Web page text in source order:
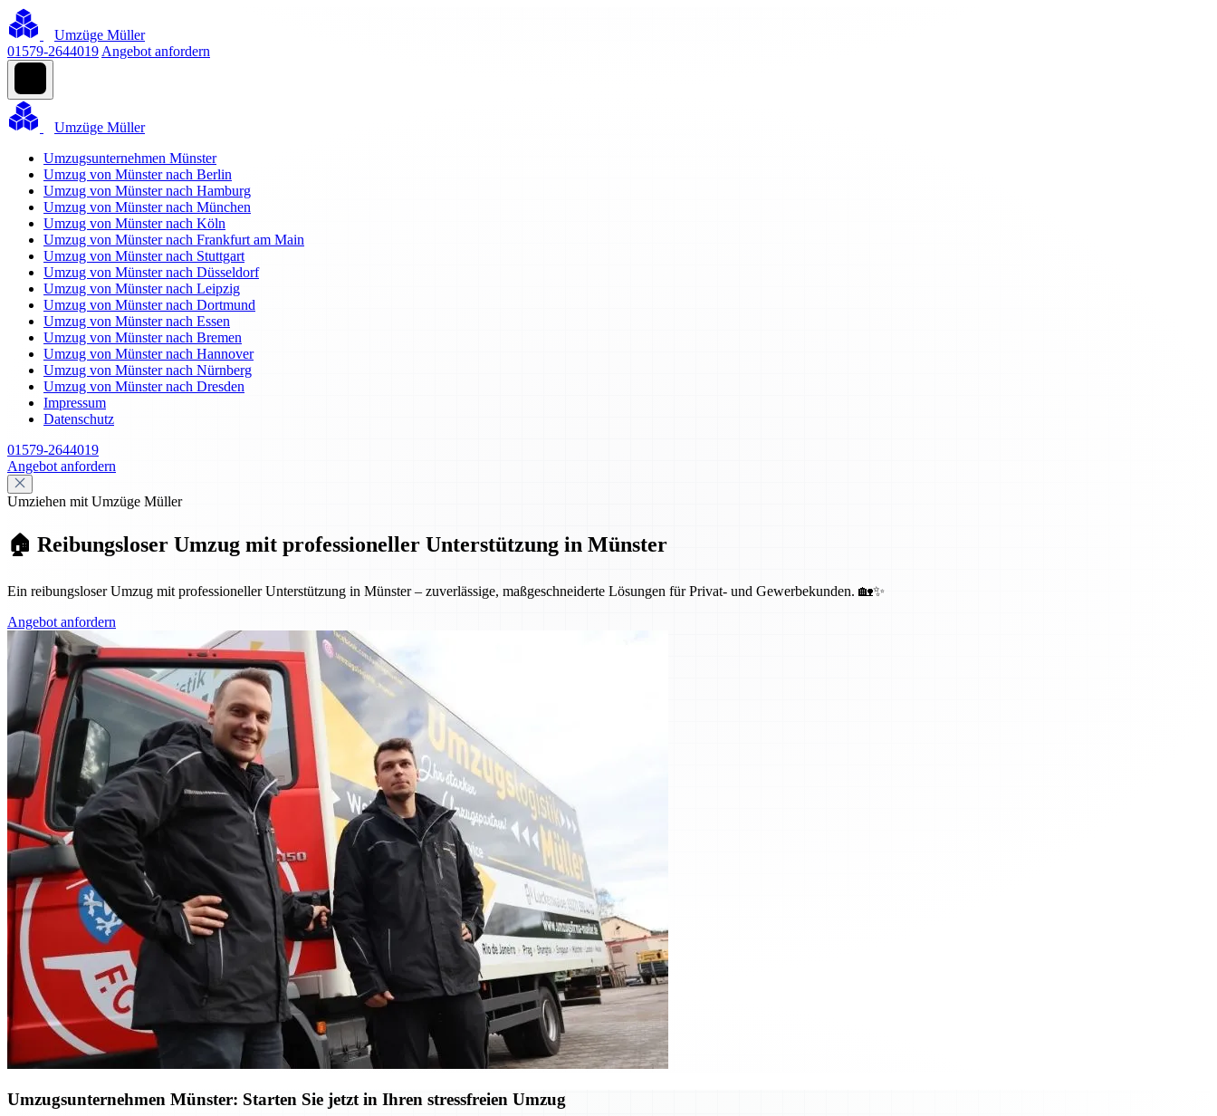
Umzüge Müller
01579-2644019 Angebot anfordern
Umzüge Müller
Umzugsunternehmen Münster
Umzug von Münster nach Berlin
Umzug von Münster nach Hamburg
Umzug von Münster nach München
Umzug von Münster nach Köln
Umzug von Münster nach Frankfurt am Main
Umzug von Münster nach Stuttgart
Umzug von Münster nach Düsseldorf
Umzug von Münster nach Leipzig
Umzug von Münster nach Dortmund
Umzug von Münster nach Essen
Umzug von Münster nach Bremen
Umzug von Münster nach Hannover
Umzug von Münster nach Nürnberg
Umzug von Münster nach Dresden
Impressum
Datenschutz
01579-2644019
Angebot anfordern
Umziehen mit Umzüge Müller
🏠 Reibungsloser Umzug mit professioneller Unterstützung in Münster
Ein reibungsloser Umzug mit professioneller Unterstützung in Münster – zuverlässige, maßgeschneiderte Lösungen für Privat- und Gewerbekunden. 🏡✨
Angebot anfordern
Umzugsunternehmen Münster: Starten Sie jetzt in Ihren stressfreien Umzug